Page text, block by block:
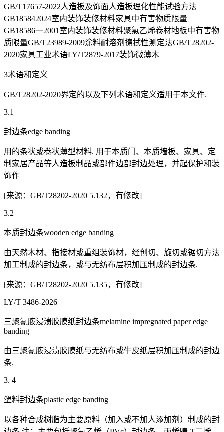
GB/T17657-2022人造板及饰面人造板理化性能试验方法
GB185842024室内装饰装修材料家具中有害物质限量
GB18586一2001室内装饰装修材料聚氯乙烯卷材地板中有害物
质限量GB/T23989-2009涂料耐溶剂擦拭性测定法GB/T28202-
2020家具工业术语LY/T2879-2017装饰微薄木
3术语和定义
GB/T28202-2020界定的以及下列术语和定义适用于本文件.
3.1
封边条edge banding
用的条状或卷状薄型材料. 用于本质门、本质墙板、家具、定
制家居产品等人造板制品或部件边部封边处理，并起保护和装
饰作
[来源：GB/T28202-2020 5.132，有修改]
3.2
本质封边条wooden edge banding
由天然木材、指接材或重组装饰材，经创切、旋切或锯切方法
加工制成的封边条，或与无纺布层积加压制成的封边条.
[来源：GB/T28202-2020 5.135，有修改]
LY/T 3486-2026
三聚氰胺浸溃胶膜纸封边条melamine impregnated paper edge
banding
由三聚氰胺浸渍胶膜纸与无纺布或牛皮纸层积加压制成的封边
条.
3. 4
塑料封边条plastic edge banding
以各种合成树脂为主要原料（加入或不加人添加剂）制成的封